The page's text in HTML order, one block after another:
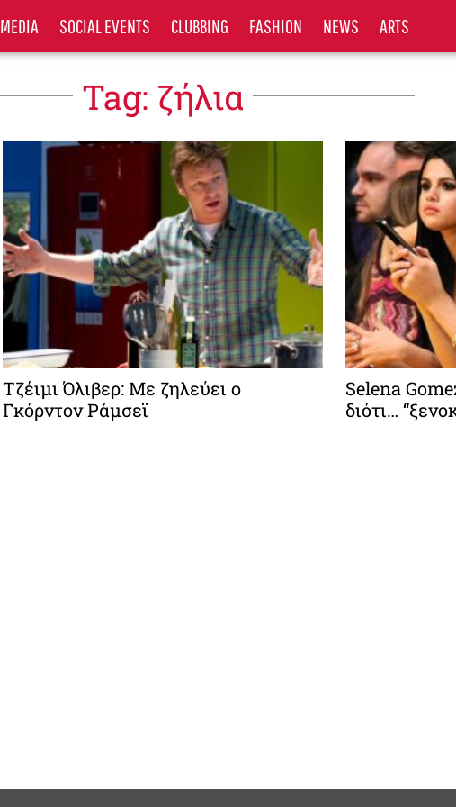
MEDIA SOCIAL EVENTS CLUBBING FASHION NEWS ARTS
Tag: ζήλια
Τζέιμι Όλιβερ: Με ζηλεύει ο
Γκόρντον Ράμσεϊ
Selena
διότι…